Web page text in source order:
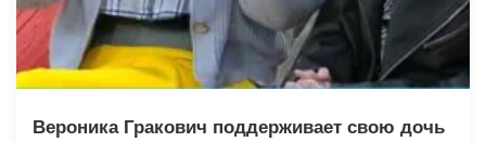
Вероника Гракович поддерживает свою дочь